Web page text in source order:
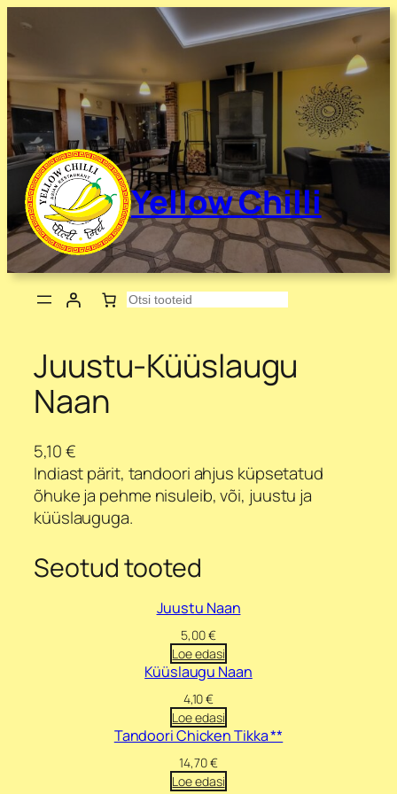
juurde
Yellow Chilli
Otsing
Juustu-Küüslaugu
Naan
5,10€
Indiast pärit, tandoori ahjus küpsetatud
õhuke ja pehme nisuleib, või, juustu ja
küüslauguga.
Seotud tooted
Juustu Naan
5,00€
Loe edasi
Küüslaugu Naan
4,10€
Loe edasi
Tandoori Chicken Tikka **
14,70€
Loe edasi